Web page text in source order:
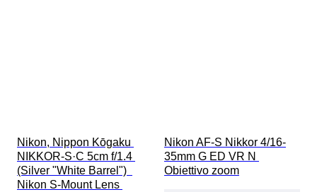
Nikon, Nippon Kōgaku
NIKKOR-S·C 5cm f/1.4
(Silver "White Barrel")
Nikon S-Mount Lens
Nikon AF-S Nikkor 4/16-
35mm G ED VR N
Obiettivo zoom